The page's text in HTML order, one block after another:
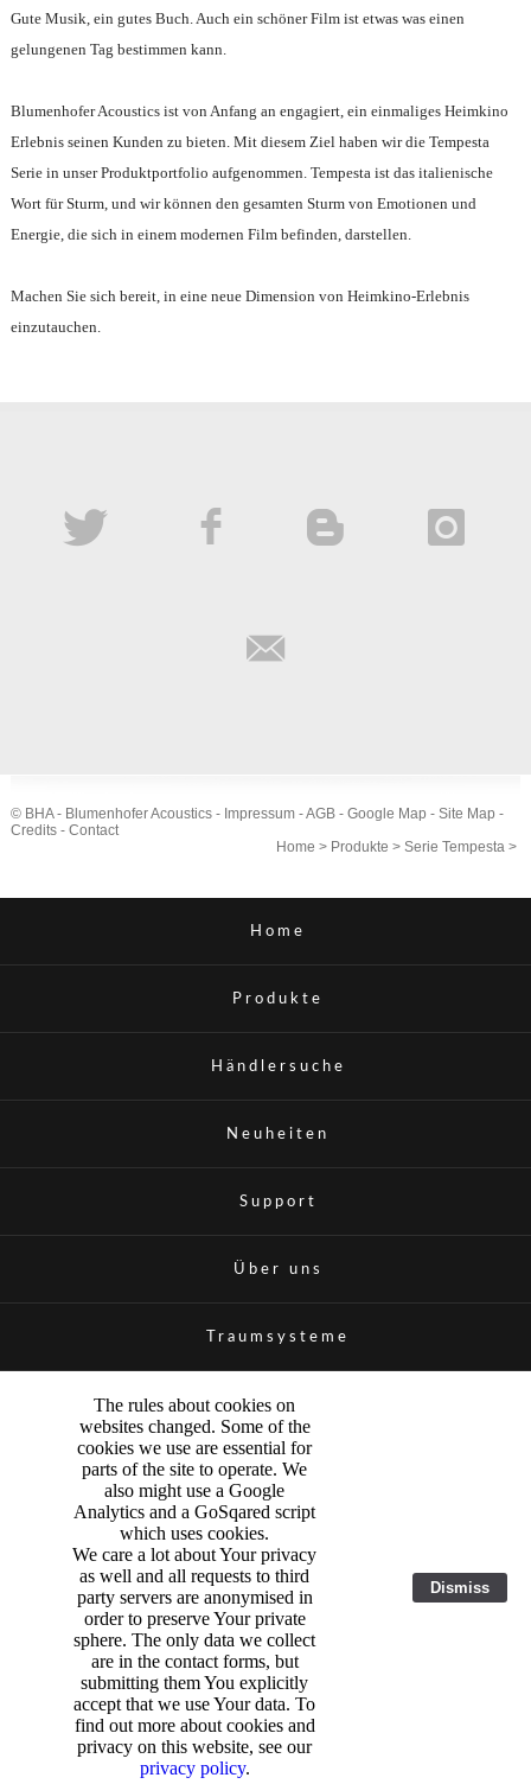
Gute Musik, ein gutes Buch. Auch ein schöner Film ist etwas was einen
gelungenen Tag bestimmen kann.
Blumenhofer Acoustics ist von Anfang an engagiert, ein einmaliges Heimkino
Erlebnis seinen Kunden zu bieten. Mit diesem Ziel haben wir die Tempesta
Serie in unser Produktportfolio aufgenommen. Tempesta ist das italienische
Wort für Sturm, und wir können den gesamten Sturm von Emotionen und
Energie, die sich in einem modernen Film befinden, darstellen.
Machen Sie sich bereit, in eine neue Dimension von Heimkino-Erlebnis
einzutauchen.
© BHA - Blumenhofer Acoustics - Impressum-AGB- Google Map - Site Map -
Credits- Contact
Home > Produkte >Serie Tempesta >
Home
Produkte
Händlersuche
Neuheiten
Support
Über uns
Traumsysteme
The rules about cookies on
websites changed. Some of the
cookies we use are essential for
parts of the site to operate. We
also might use a Google
Analytics and a GoSqared script
which uses cookies.
We care a lot about Your privacy
as well and all requests to third
party servers are anonymised in
order to preserve Your private
sphere. The only data we collect
are in the contact forms, but
submitting them You explicitly
accept that we use Your data. To
find out more about cookies and
privacy on this website, see our
privacy policy.
Dismiss